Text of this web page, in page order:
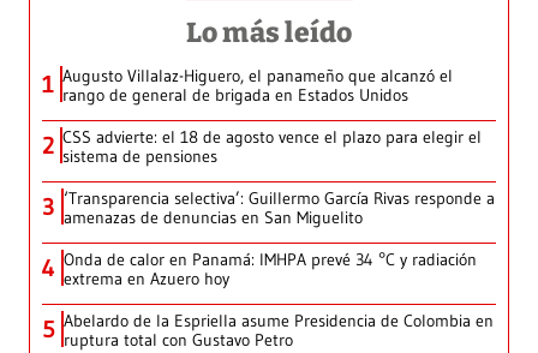
Lo más leído
1 Augusto Villalaz-Higuero, el panameño que alcanzó el
rango de general de brigada en Estados Unidos
2 CSS advierte: el 18 de agosto vence el plazo para elegir el
sistema de pensiones
3 ‘Transparencia selectiva’: Guillermo García Rivas responde a
amenazas de denuncias en San Miguelito
4 Onda de calor en Panamá: IMHPA prevé 34 °C y radiación
extrema en Azuero hoy
5 Abelardo de la Espriella asume Presidencia de Colombia en
ruptura total con Gustavo Petro